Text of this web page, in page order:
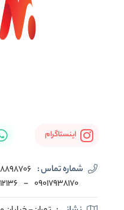
اینستاگرام
شماره تماس :
۰۹۰۱۷۹۳۸۱۷۰ -